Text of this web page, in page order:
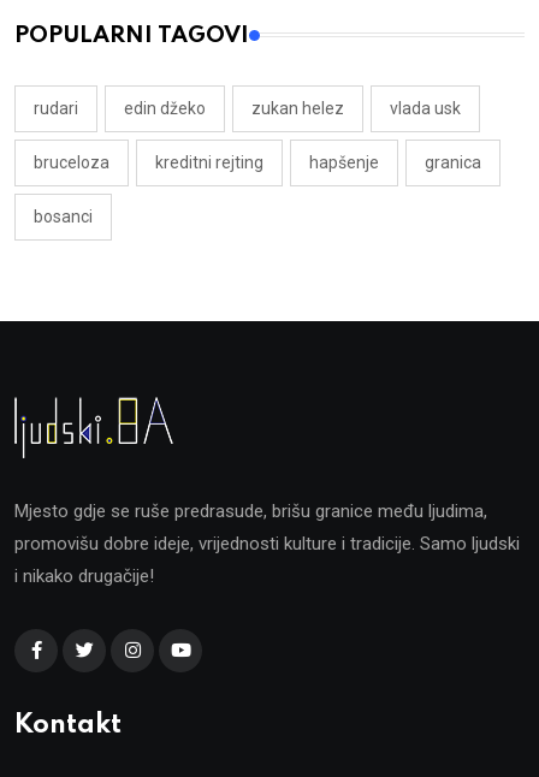
POPULARNI TAGOVI
rudari edin džeko zukan helez vlada usk
bruceloza kreditni rejting hapšenje granica
bosanci
Mjesto gdje se ruše predrasude, brišu granice među ljudima,
promovišu dobre ideje, vrijednosti kulture i tradicije. Samo ljudski
i nikako drugačije!
Kontakt